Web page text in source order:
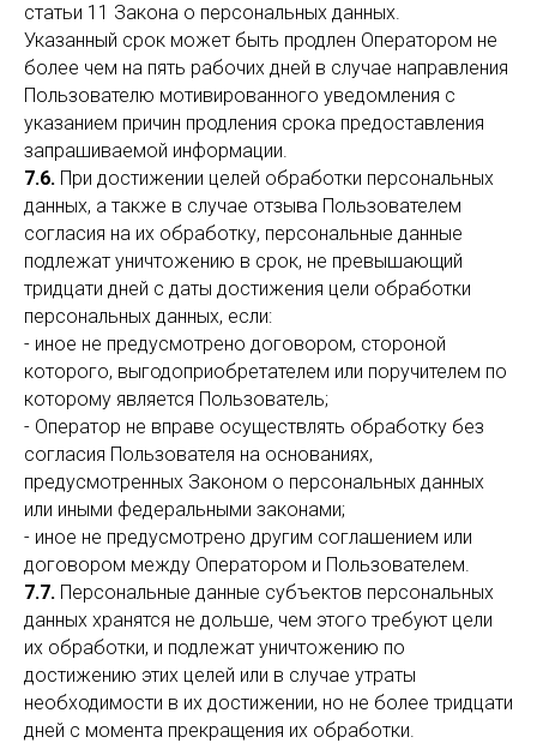
статьи 11 Закона о персональных данных.
Указанный срок может быть продлен Оператором не
более чем на пять рабочих дней в случае направления
Пользователю мотивированного уведомления с
указанием причин продления срока предоставления
запрашиваемой информации.
7.6. При достижении целей обработки персональных
данных, а также в случае отзыва Пользователем
согласия на их обработку, персональные данные
подлежат уничтожению в срок, не превышающий
тридцати дней с даты достижения цели обработки
персональных данных, если:
- иное не предусмотрено договором, стороной
которого, выгодоприобретателем или поручителем по
которому является Пользователь;
- Оператор не вправе осуществлять обработку без
согласия Пользователя на основаниях,
предусмотренных Законом о персональных данных
или иными федеральными законами;
- иное не предусмотрено другим соглашением или
договором между Оператором и Пользователем.
7.7. Персональные данные субъектов персональных
данных хранятся не дольше, чем этого требуют цели
их обработки, и подлежат уничтожению по
достижению этих целей или в случае утраты
необходимости в их достижении, но не более тридцати
дней с момента прекращения их обработки.